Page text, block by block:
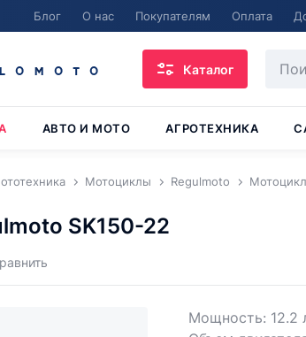
Блог О нас Покупателям Оплата
Каталог
АВТО И МОТО АГРОТЕХНИКА
Мотоциклы Regulmoto
SK150-22
Мощность: 12.2